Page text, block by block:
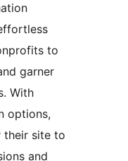
to
garner
With
options,
their site to
and